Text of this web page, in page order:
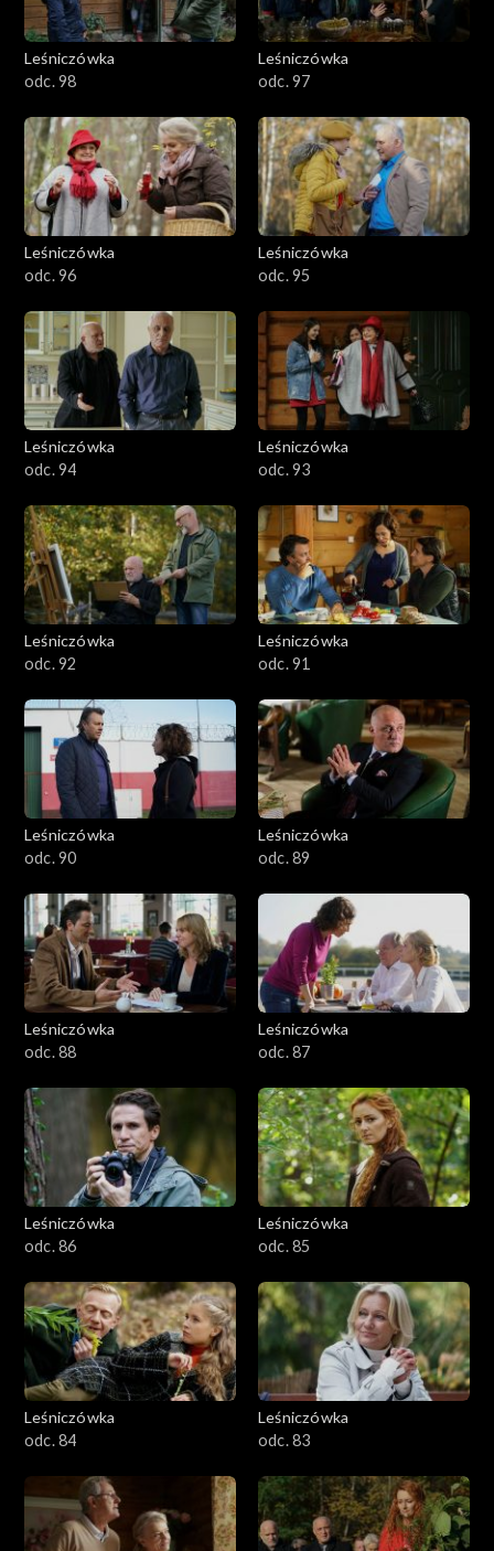
301-400
101-200
1-100
Leśniczówka
odc. 98
Leśniczówka
odc. 97
Leśniczówka
odc. 96
Leśniczówka
odc. 95
Leśniczówka
odc. 94
Leśniczówka
odc. 93
Leśniczówka
odc. 92
Leśniczówka
odc. 91
Leśniczówka
odc. 90
Leśniczówka
odc. 89
Leśniczówka
odc. 88
Leśniczówka
odc. 87
Leśniczówka
odc. 86
Leśniczówka
odc. 85
Leśniczówka
odc. 84
Leśniczówka
odc. 83